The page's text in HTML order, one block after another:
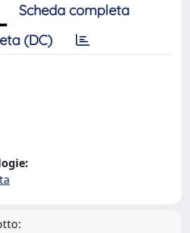
Scheda completa
(DC)